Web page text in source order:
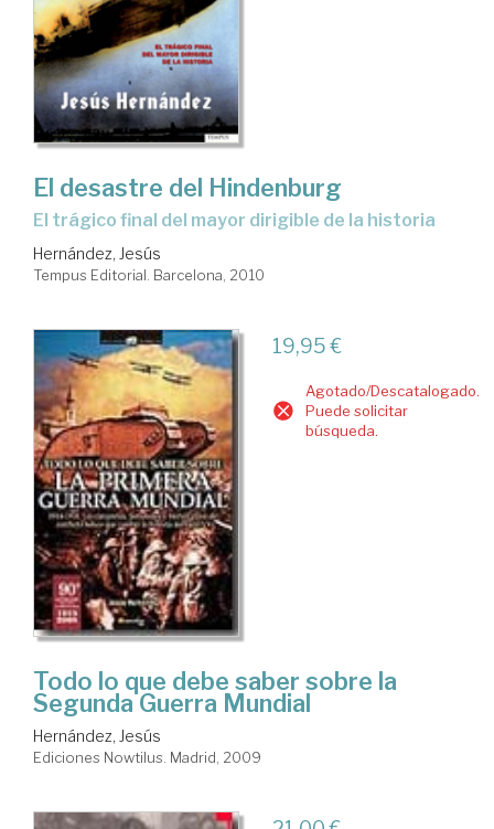
El desastre del Hindenburg
el trágico final del mayor dirigible de la historia
Hernández, Jesús
Tempus Editorial. Barcelona, 2010
19,95 €
Agotado/Descatalogado.
Puede solicitar
búsqueda.
Todo lo que debe saber sobre la
Segunda Guerra Mundial
Hernández, Jesús
Ediciones Nowtilus. Madrid, 2009